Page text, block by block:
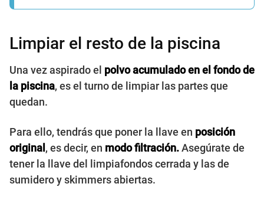
Limpiar el resto de la piscina
Una vez aspirado el polvo acumulado en el fondo de
la piscina, es el turno de limpiar las partes que
quedan.
Para ello, tendrás que poner la llave en posición
original, es decir, en modo filtración.Asegúrate de
tener la llave del limpiafondos cerrada y las de
sumidero y skimmers abiertas.